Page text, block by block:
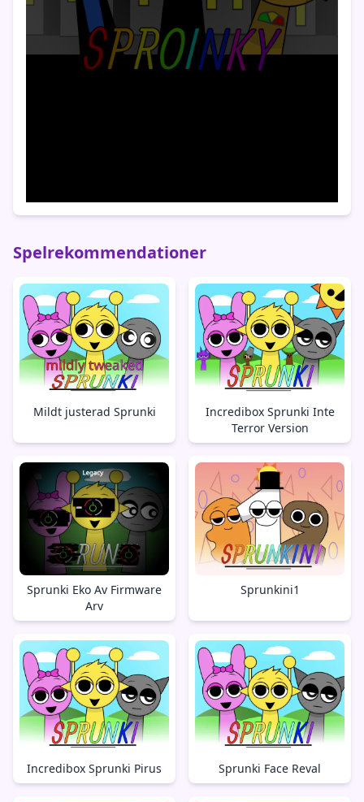
Spelrekommendationer
Mildt justerad Sprunki
Incredibox Sprunki Inte
Terror Version
Sprunki Eko Av Firmware
Arv
Sprunkini1
Incredibox Sprunki Pirus Sprunki Face Reval